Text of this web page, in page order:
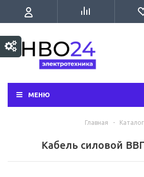
МЕНЮ
Главная - Каталог
Кабель силовой